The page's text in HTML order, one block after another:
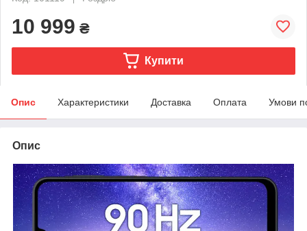
10 999 ₴
Купити
Опис Характеристики Доставка Оплата Умови
Опис